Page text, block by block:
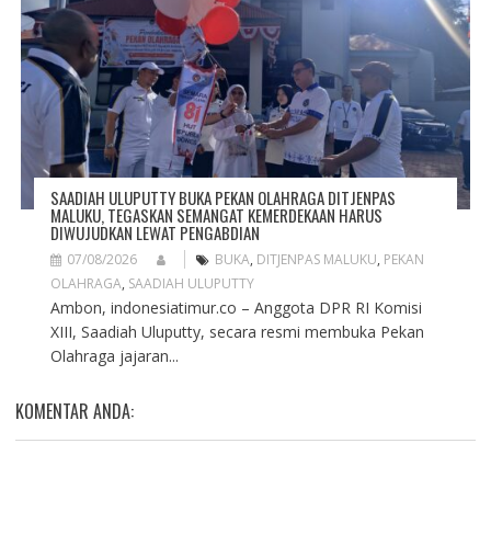
SAADIAH ULUPUTTY BUKA PEKAN OLAHRAGA DITJENPAS
MALUKU, TEGASKAN SEMANGAT KEMERDEKAAN HARUS
DIWUJUDKAN LEWAT PENGABDIAN
07/08/2026 BUKA, DITJENPAS MALUKU, PEKAN
OLAHRAGA, SAADIAH ULUPUTTY
Ambon, indonesiatimur.co – Anggota DPR RI Komisi
XIII, Saadiah Uluputty, secara resmi membuka Pekan
Olahraga jajaran...
KOMENTAR ANDA: